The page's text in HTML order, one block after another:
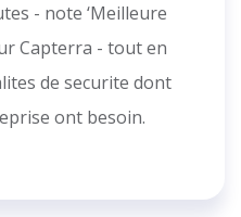
- note ‘Meilleure
Capterra - tout en
de securite dont
ont besoin.